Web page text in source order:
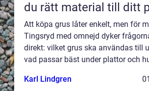
du rätt material till ditt
Att köpa grus låter enkelt, men för
Tingsryd med omnejd dyker
direkt: vilket grus ska användas till
vad passar bäst under plattor och
planering, beställning och utf...
Karl Lindgren